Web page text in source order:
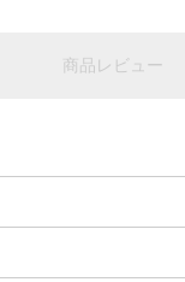
商品レビュー